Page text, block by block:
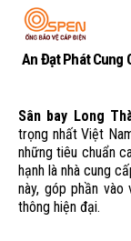
An Đạt Phát Cung
Sân bay Long
trọng nhất Việt
những tiêu chuẩn
hạnh là nhà cung
này, góp phần
thông hiện đại.